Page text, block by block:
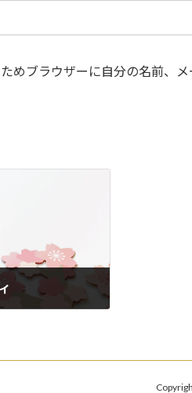
めブラウザーに自分の名前、メ